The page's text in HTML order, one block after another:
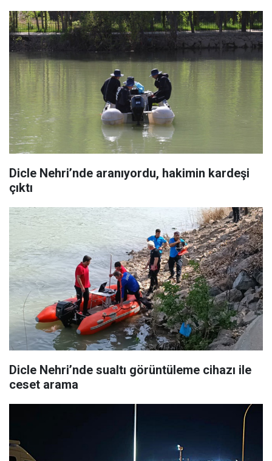
Dicle Nehri’nde aranıyordu, hakimin kardeşi
çıktı
Dicle Nehri’nde sualtı görüntüleme cihazı ile
ceset arama